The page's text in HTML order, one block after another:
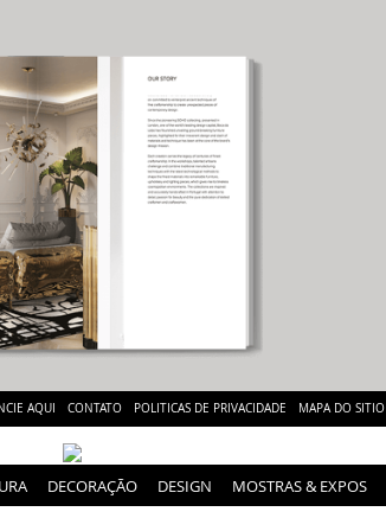
AQUI CONTATO POLITICAS DE PRIVACIDADE MAPA DO SITIO
DECORAÇÃO DESIGN MOSTRAS & EXPOS